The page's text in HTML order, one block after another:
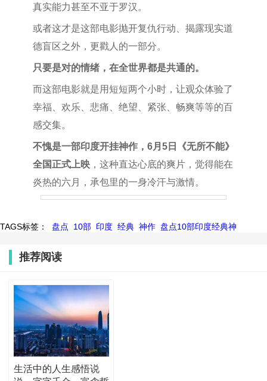
真实能力甚至不亚于罗汉。
或者这才是这部电影抛开复仇行动、揭露现实道
德盲区之外，更戳人的一部分。
只要是对的情绪，在全世界都是共通的。
而这部电影就是用短短两个小时，让观众体验了
幸福、欢乐、悲痛、绝望、紧张、畅爽等等的百
感交集。
不愧是一部印度开挂神作，6月5日《无所不能》
全国正式上映 ，这种直达心底的爽片，觉得能在
炎热的六月，承包里的一身冷汗与激情。
TAGS标签： 盘点 10部 印度 经典 神作 盘点10部印度经典神
推荐阅读
生活中的人生感悟说